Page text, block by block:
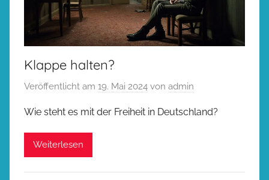
Klappe halten?
Veröffentlicht am 19. Mai 2024 von admin
Wie steht es mit der Freiheit in Deutschland?
Weiterlesen